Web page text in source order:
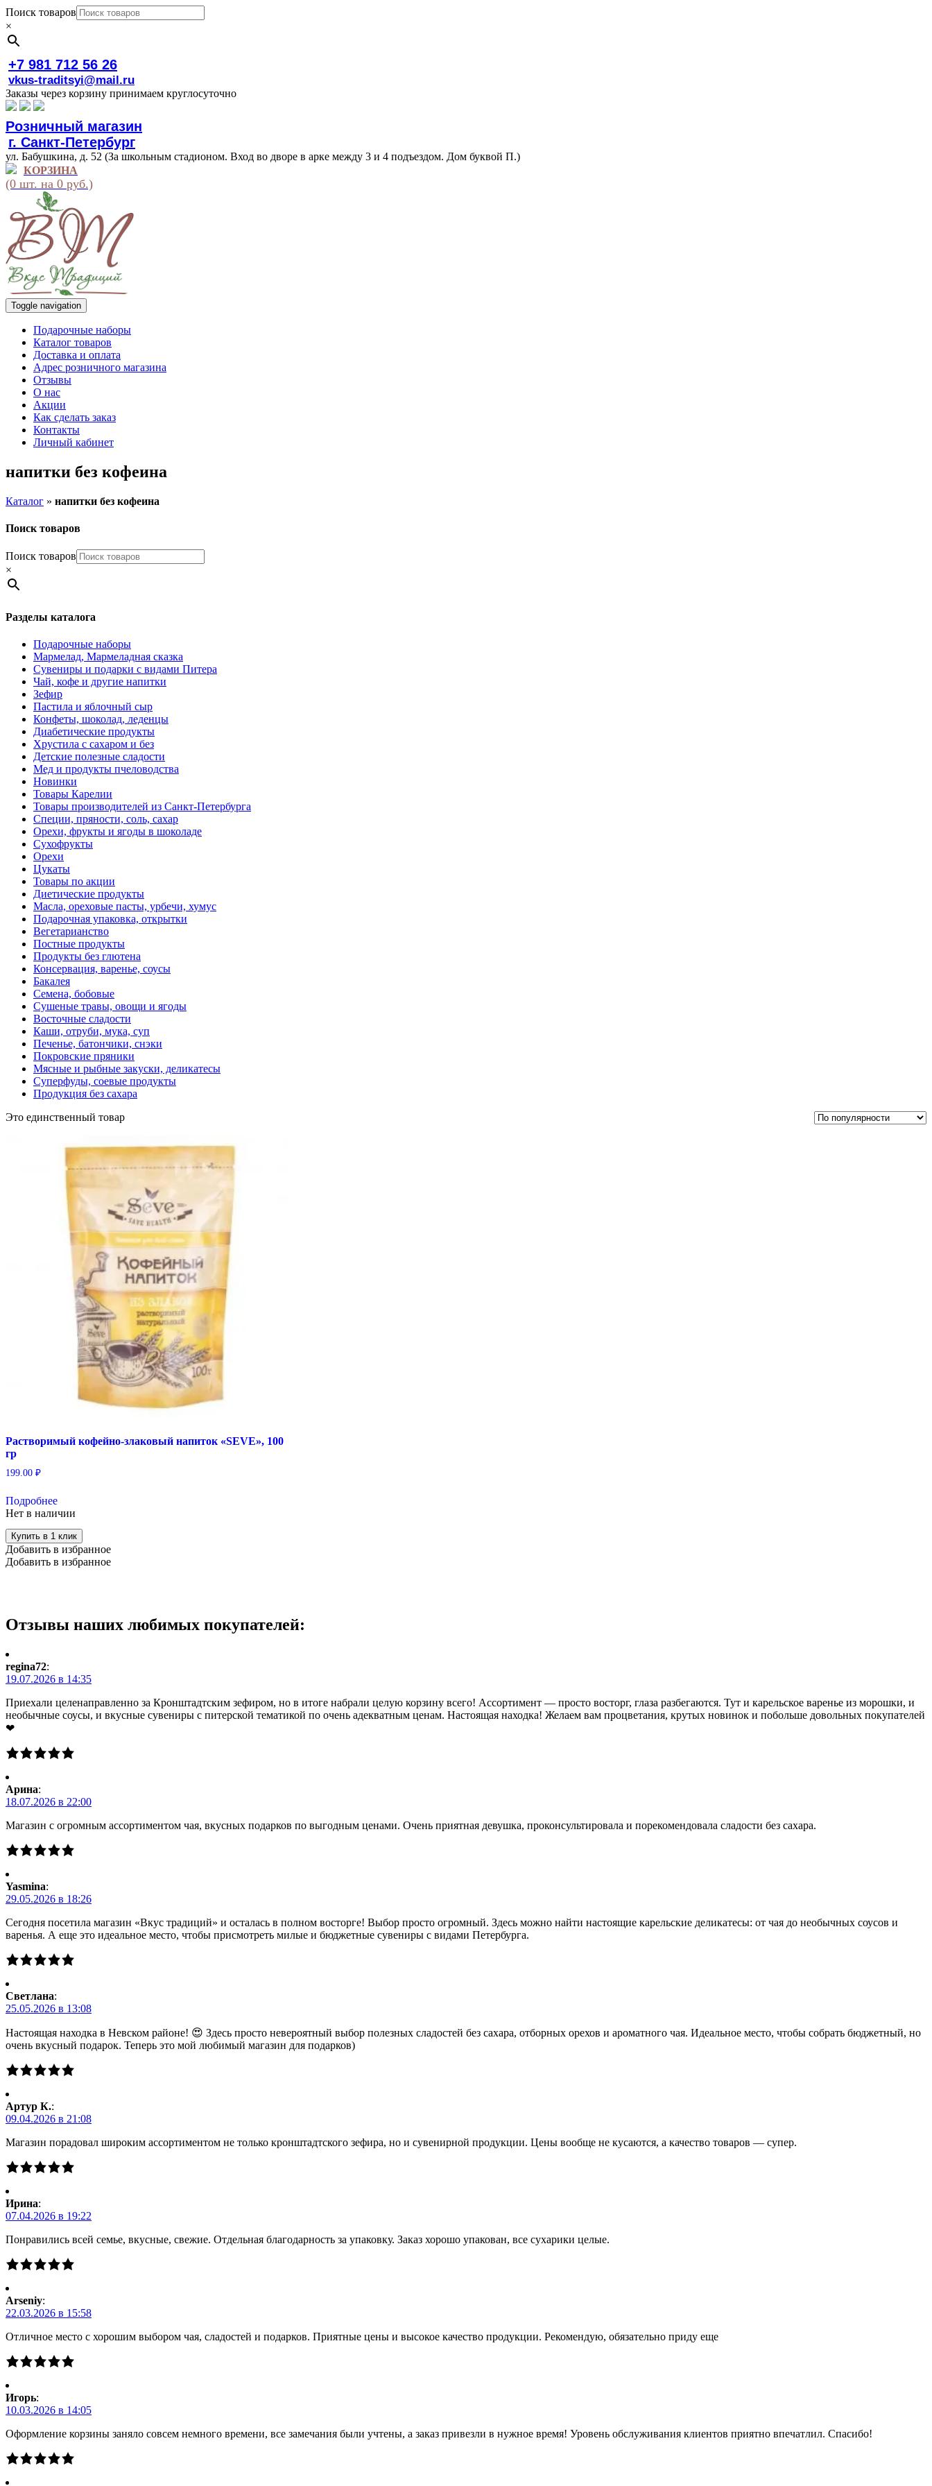
Поиск товаров
×
+7 981 712 56 26
vkus-traditsyi@mail.ru
Заказы через корзину принимаем круглосуточно
Розничный магазин
г. Санкт-Петербург
ул. Бабушкина, д. 52 (За школьным стадионом. Вход во дворе в арке между 3 и 4 подъездом. Дом буквой П.)
КОРЗИНА
(0 шт. на 0 руб.)
Toggle navigation
Подарочные наборы
Каталог товаров
Доставка и оплата
Адрес розничного магазина
Отзывы
О нас
Акции
Как сделать заказ
Контакты
Личный кабинет
напитки без кофеина
Каталог » напитки без кофеина
Поиск товаров
Поиск товаров
×
Разделы каталога
Подарочные наборы
Мармелад, Мармеладная сказка
Сувениры и подарки с видами Питера
Чай, кофе и другие напитки
Зефир
Пастила и яблочный сыр
Конфеты, шоколад, леденцы
Диабетические продукты
Хрустила с сахаром и без
Детские полезные сладости
Мед и продукты пчеловодства
Новинки
Товары Карелии
Товары производителей из Санкт-Петербурга
Специи, пряности, соль, сахар
Орехи, фрукты и ягоды в шоколаде
Сухофрукты
Орехи
Цукаты
Товары по акции
Диетические продукты
Масла, ореховые пасты, урбечи, хумус
Подарочная упаковка, открытки
Вегетарианство
Постные продукты
Продукты без глютена
Консервация, варенье, соусы
Бакалея
Семена, бобовые
Сушеные травы, овощи и ягоды
Восточные сладости
Каши, отруби, мука, суп
Печенье, батончики, снэки
Покровские пряники
Мясные и рыбные закуски, деликатесы
Суперфуды, соевые продукты
Продукция без сахара
Это единственный товар
Растворимый кофейно-злаковый напиток «SEVE», 100
гр
199.00 ₽
Подробнее
Нет в наличии
Купить в 1 клик
Добавить в избранное
Добавить в избранное
Отзывы наших любимых покупателей:
regina72:
19.07.2026 в 14:35
Приехали целенаправленно за Кронштадтским зефиром, но в итоге набрали целую корзину всего! Ассортимент — просто восторг, глаза разбегаются. Тут и карельское варенье из морошки, и
необычные соусы, и вкусные сувениры с питерской тематикой по очень адекватным ценам. Настоящая находка! Желаем вам процветания, крутых новинок и побольше довольных покупателей
❤
Арина:
18.07.2026 в 22:00
Магазин с огромным ассортиментом чая, вкусных подарков по выгодным ценами. Очень приятная девушка, проконсультировала и порекомендовала сладости без сахара.
Yasmina:
29.05.2026 в 18:26
Сегодня посетила магазин «Вкус традиций» и осталась в полном восторге! Выбор просто огромный. Здесь можно найти настоящие карельские деликатесы: от чая до необычных соусов и
варенья. А еще это идеальное место, чтобы присмотреть милые и бюджетные сувениры с видами Петербурга.
Светлана:
25.05.2026 в 13:08
Настоящая находка в Невском районе! 😍 Здесь просто невероятный выбор полезных сладостей без сахара, отборных орехов и ароматного чая. Идеальное место, чтобы собрать бюджетный, но
очень вкусный подарок. Теперь это мой любимый магазин для подарков)
Артур К.:
09.04.2026 в 21:08
Магазин порадовал широким ассортиментом не только кронштадтского зефира, но и сувенирной продукции. Цены вообще не кусаются, а качество товаров — супер.
Ирина:
07.04.2026 в 19:22
Понравились всей семье, вкусные, свежие. Отдельная благодарность за упаковку. Заказ хорошо упакован, все сухарики целые.
Arseniy:
22.03.2026 в 15:58
Отличное место с хорошим выбором чая, сладостей и подарков. Приятные цены и высокое качество продукции. Рекомендую, обязательно приду еще
Игорь:
10.03.2026 в 14:05
Оформление корзины заняло совсем немного времени, все замечания были учтены, а заказ привезли в нужное время! Уровень обслуживания клиентов приятно впечатлил. Спасибо!